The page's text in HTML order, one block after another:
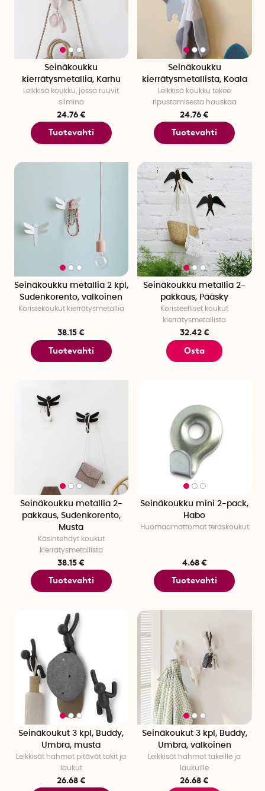
Seinäkoukku
kierrätysmetallia, Karhu
Leikkisä koukku, jossa ruuvit
silminä
24.76 €
Tuotevahti
Seinäkoukku
kierrätysmetallista, Koala
Leikkisä koukku tekee
ripustamisesta hauskaa
24.76 €
Tuotevahti
Seinäkoukku metallia 2 kpl,
Sudenkorento, valkoinen
Koristekoukut kierrätysmetallia
38.15 €
Tuotevahti
Seinäkoukku metallia 2-
pakkaus, Pääsky
Koristeelliset koukut
kierrätysmetallista
32.42 €
Osta
Seinäkoukku metallia 2-
pakkaus, Sudenkorento,
Musta
Käsintehdyt koukut
kierrätysmetallista
38.15 €
Tuotevahti
Seinäkoukku mini 2-pack,
Habo
Huomaamattomat teräskoukut
4.68 €
Tuotevahti
Seinäkoukut 3 kpl, Buddy,
Umbra, musta
Leikkisät hahmot pitävät takit ja
laukut
26.68 €
Seinäkoukut 3 kpl, Buddy,
Umbra, valkoinen
Leikkisät hahmot takeille ja
laukuille
26.68 €